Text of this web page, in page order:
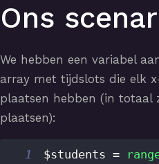
Ons
We hebben een variabel
array met tijdslots die elk
plaatsen hebben (in totaal
plaatsen):
1 $students =